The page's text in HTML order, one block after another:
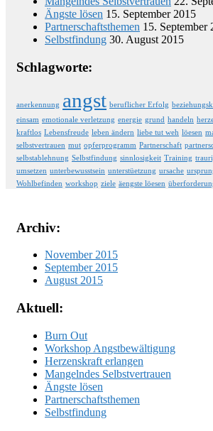
Ängste lösen 15. September 2015
Partnerschaftsthemen 15. September
Selbstfindung 30. August 2015
Schlagworte:
anerkennung angst beruflicher Erfolg
einsam emotionale verletzung energie grund handeln
kraftlos Lebensfreude leben ändern liebe tut weh löesen
selbstvertrauen mut opferprogramm Partnerschaft
selbstablehnung Selbstfindung sinnlosigkeit Training
umsetzen unterbewusstsein unterstüetzung ursache
Wohlbefinden workshop ziele äengste löesen
Archiv:
November 2015
September 2015
August 2015
Aktuell:
Burn Out
Workshop Angstbewältigung
Herzenskraft erlangen
Mangelndes Selbstvertrauen
Ängste lösen
Partnerschaftsthemen
Selbstfindung